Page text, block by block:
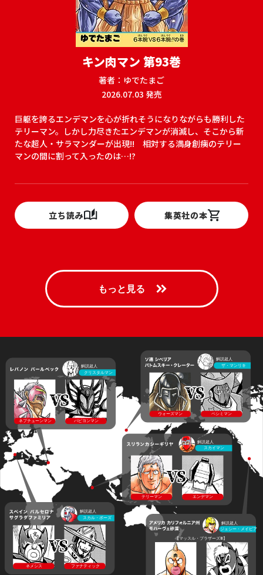
キン肉マン 第93巻
著者：ゆでたまご
2026.07.03 発売
巨躯を誇るエンデマンを心が折れそうになりながらも勝利した
テリーマン。しかし力尽きたエンデマンが消滅し、そこから新
たな超人・サラマンダーが出現!! 相対する満身創痍のテリー
マンの間に割って入ったのは…!?
立ち読み 集英社の本